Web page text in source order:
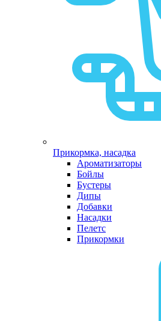
Прикормка, насадка
Ароматизаторы
Бойлы
Бустеры
Дипы
Добавки
Насадки
Пелетс
Прикормки